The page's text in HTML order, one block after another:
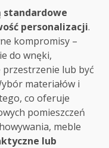
standardowe
personalizacji.
kompromisy –
do wnęki,
lub być
materiałów i
co oferuje
pomieszczeń
meble
lub